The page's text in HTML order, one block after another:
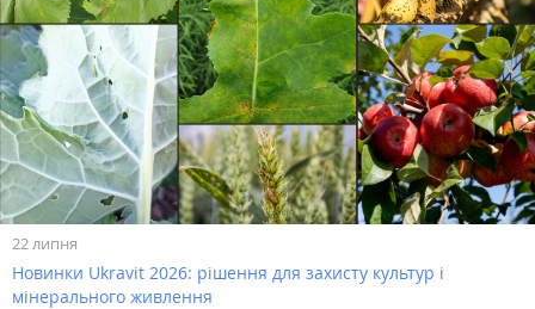
22 липня
Новинки Ukravit 2026: рішення для захисту культур і
мінерального живлення